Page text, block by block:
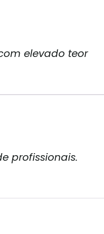
elevado teor
profissionais.